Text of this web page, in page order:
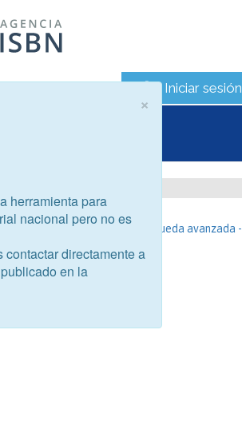
Iniciar sesión
- Búsqueda avanzada -
×
herramienta para
nacional pero no es
directamente a
en la